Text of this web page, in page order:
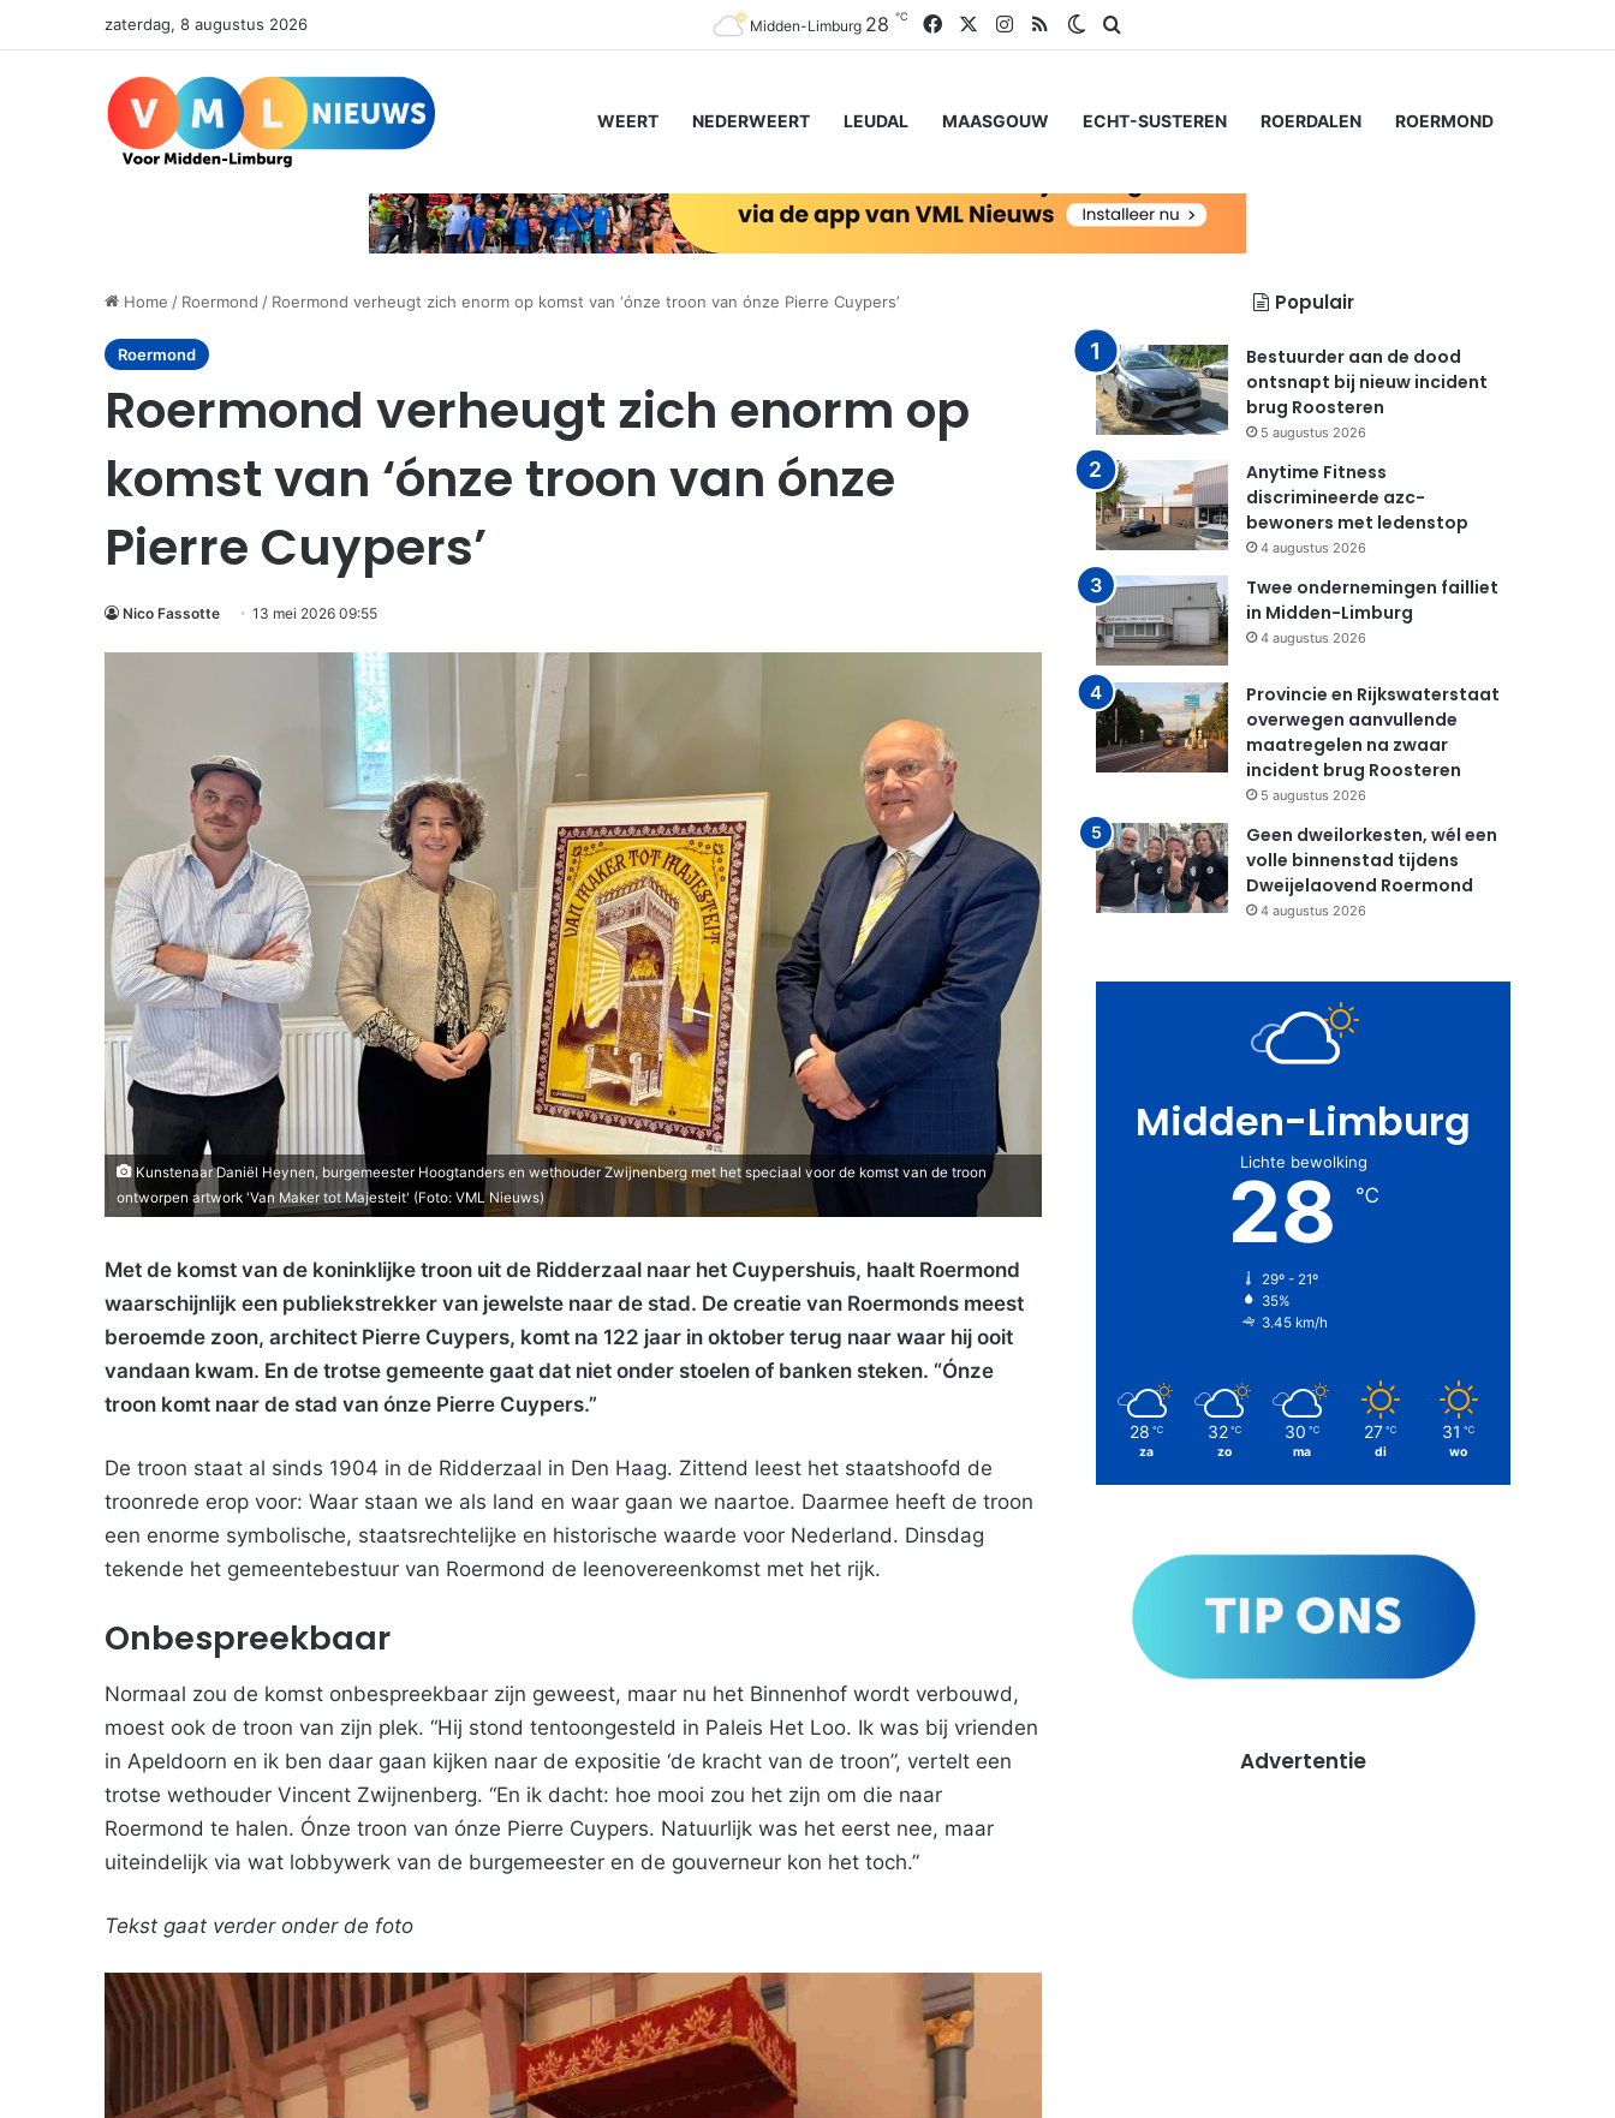
zaterdag, 8 augustus 2026 Midden-Limburg 28 ℃ FacebookInstagram
RSSSwitch skin
WEERT NEDERWEERT LEUDAL MAASGOUW ECHT-SUSTEREN ROERDALEN ROERMOND
Home / Roermond / Roermond verheugt zich enorm op komst van ‘ónze troon van ónze Pierre Cuypers’
Roermond
Roermond verheugt zich enorm op
komst van ‘ónze troon van ónze
Pierre Cuypers’
Nico Fassotte 13 mei 2026 09:55
Kunstenaar Daniël Heynen, burgemeester Hoogtanders en wethouder Zwijnenberg met het speciaal voor de komst van de troon
ontworpen artwork 'Van Maker tot Majesteit' (Foto: VML Nieuws)
Met de komst van de koninklijke troon uit de Ridderzaal naar het Cuypershuis, haalt Roermond
waarschijnlijk een publiekstrekker van jewelste naar de stad. De creatie van Roermonds meest
beroemde zoon, architect Pierre Cuypers, komt na 122 jaar in oktober terug naar waar hij ooit
vandaan kwam. En de trotse gemeente gaat dat niet onder stoelen of banken steken. “Ónze
troon komt naar de stad van ónze Pierre Cuypers.”
De troon staat al sinds 1904 in de Ridderzaal in Den Haag. Zittend leest het staatshoofd de
troonrede erop voor: Waar staan we als land en waar gaan we naartoe. Daarmee heeft de troon
een enorme symbolische, staatsrechtelijke en historische waarde voor Nederland. Dinsdag
tekende het gemeentebestuur van Roermond de leenovereenkomst met het rijk.
Onbespreekbaar
Normaal zou de komst onbespreekbaar zijn geweest, maar nu het Binnenhof wordt verbouwd,
moest ook de troon van zijn plek. “Hij stond tentoongesteld in Paleis Het Loo. Ik was bij vrienden
in Apeldoorn en ik ben daar gaan kijken naar de expositie ‘de kracht van de troon”, vertelt een
trotse wethouder Vincent Zwijnenberg. “En ik dacht: hoe mooi zou het zijn om die naar
Roermond te halen. Ónze troon van ónze Pierre Cuypers. Natuurlijk was het eerst nee, maar
uiteindelijk via wat lobbywerk van de burgemeester en de gouverneur kon het toch.”
Tekst gaat verder onder de foto
Populair
Bestuurder aan de dood
ontsnapt bij nieuw incident
brug Roosteren
5 augustus 2026
Anytime Fitness
discrimineerde azc-
bewoners met ledenstop
4 augustus 2026
Twee ondernemingen failliet
in Midden-Limburg
4 augustus 2026
Provincie en Rijkswaterstaat
overwegen aanvullende
maatregelen na zwaar
incident brug Roosteren
5 augustus 2026
Geen dweilorkesten, wél een
volle binnenstad tijdens
Dweijelaovend Roermond
4 augustus 2026
Midden-Limburg
Lichte bewolking
28 ℃
29º - 21º
35%
3.45 km/h
28 ℃
za
32 ℃
zo
30 ℃
ma
27 ℃
di
31 ℃
wo
Advertentie